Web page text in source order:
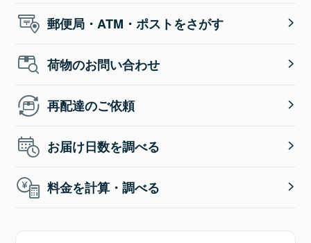
郵便局・ATM・ポストをさがす
荷物のお問い合わせ
再配達のご依頼
お届け日数を調べる
料金を計算・調べる